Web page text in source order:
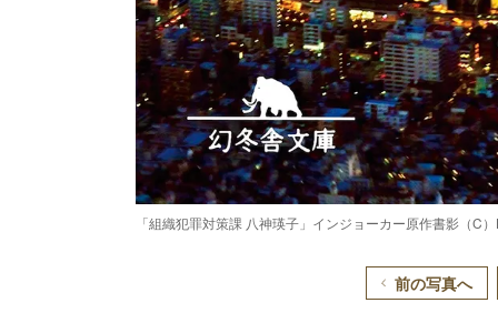
「組織犯罪対策課 八神瑛子」インジョーカー原作書影（C
前の写真へ